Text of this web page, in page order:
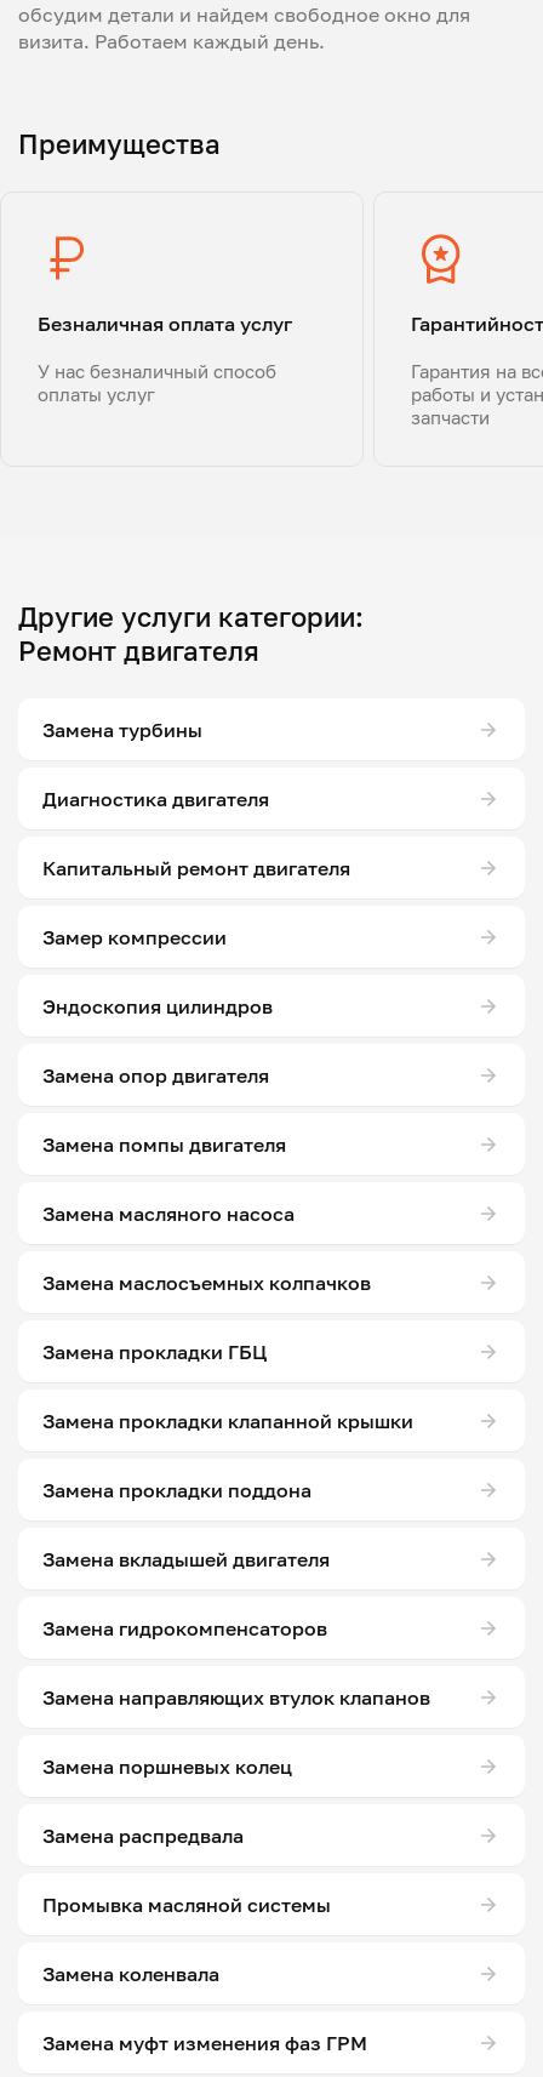
обсудим детали и найдем свободное окно для
визита. Работаем каждый день.
Преимущества
Безналичная оплата услуг
У нас безналичный способ
оплаты услуг
Гарантия на
работы и
запчасти
Другие услуги категории:
Ремонт двигателя
Замена турбины
Диагностика двигателя
Капитальный ремонт двигателя
Замер компрессии
Эндоскопия цилиндров
Замена опор двигателя
Замена помпы двигателя
Замена масляного насоса
Замена маслосъемных колпачков
Замена прокладки ГБЦ
Замена прокладки клапанной крышки
Замена прокладки поддона
Замена вкладышей двигателя
Замена гидрокомпенсаторов
Замена направляющих втулок клапанов
Замена поршневых колец
Замена распредвала
Промывка масляной системы
Замена коленвала
Замена муфт изменения фаз ГРМ